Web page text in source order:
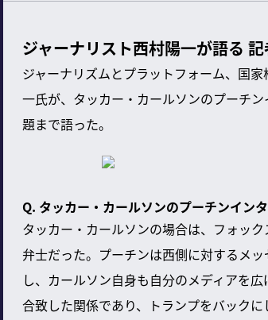
ジャーナリスト西村陽一が語る
ジャーナリズムとプラットフォーム、国
一氏が、タッカー・カールソンのプーチ
題まで語った。
Q. タッカー・カールソンのプーチンイン
タッカー・カールソンの場合は、フォッ
弁士だった。プーチンは西側に対するメ
し、カールソン自身も自分のメディアを
合致した関係であり、トランプをバック